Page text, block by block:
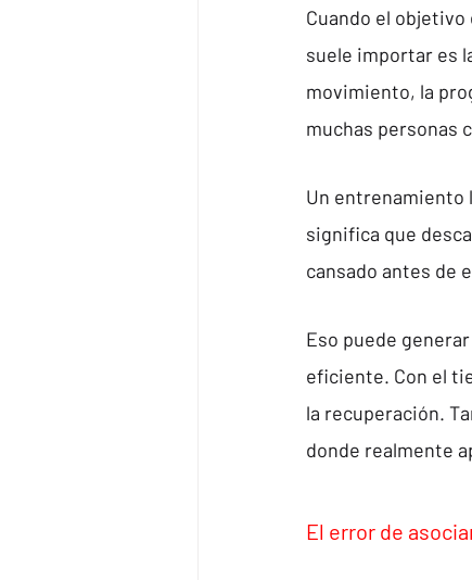
Cuando el
suele importar es
movimiento, la
muchas personas
Un entrenamiento
significa que
cansado antes de
Eso puede
eficiente. Con el
la recuperación.
donde realmente
El error de